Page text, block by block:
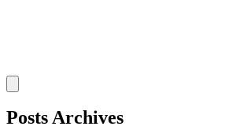
Posts Archives